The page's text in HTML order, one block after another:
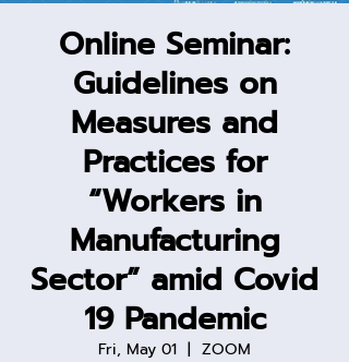
Online Seminar:
Guidelines on
Measures and
Practices for
“Workers in
Manufacturing
Sector” amid Covid
19 Pandemic
Fri, May 01
  |
ZOOM